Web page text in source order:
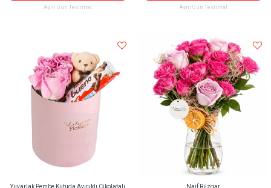
Aynı Gün Teslimat
Aynı Gün Teslimat
Yuvarlak Pembe Kutuda Ayıcıklı Çikolatalı
Naif Rüzgar